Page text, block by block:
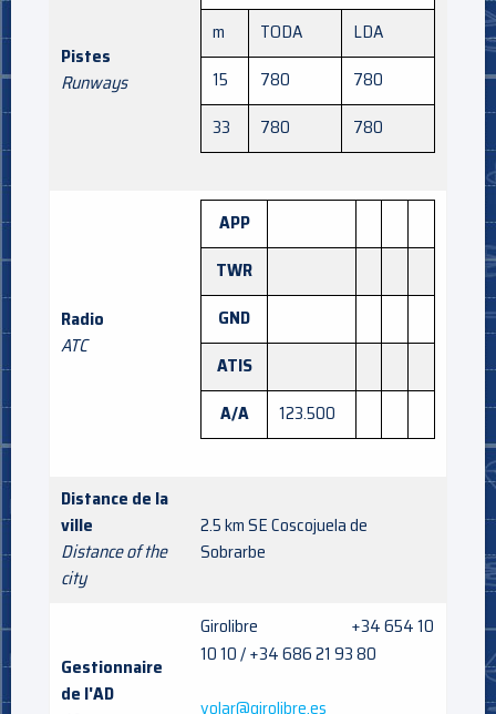
Pistes
Runways
m
TODA
LDA
15
780
780
33
780 780
Radio
ATC
APP
TWR
GND
ATIS
A/A
123.500
Distance de la
ville
Distance of the
city
2.5 km SE Coscojuela de
Sobrarbe
Gestionnaire
de l'AD
Girolibre +34 654 10
10 10 / +34 686 21 93 80
volar@girolibre.es